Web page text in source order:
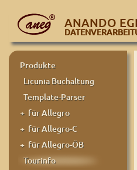
ANANDO
Produkte
Licunia Buchaltung
Template-Parser
+ für Allegro
+ für Allegro-C
+ für Allegro-ÖB
Tourinfo